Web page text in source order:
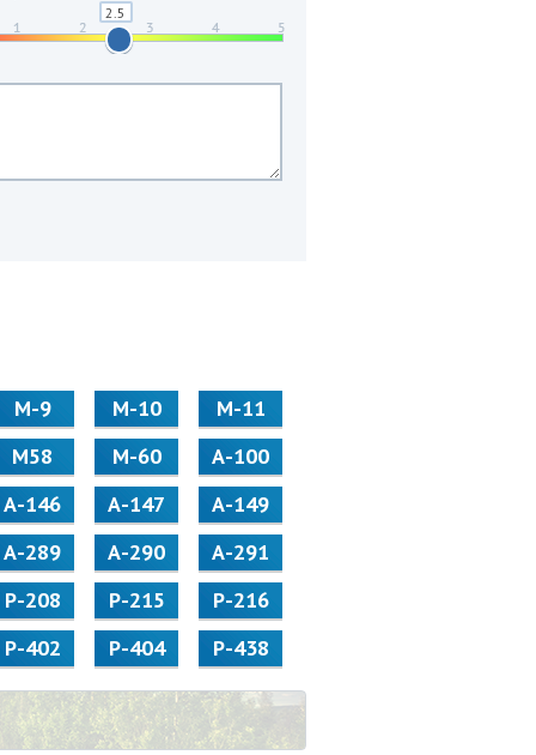
М-9 М-10
М-11
М58 M-60
А-100
А-146 А-147
А-149
А-289 А-290
А-291
Р-208 Р-215
Р-216
Р-402 Р-404 Р-438